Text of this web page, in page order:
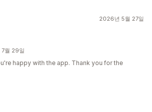
2026년 5월 27일
월 29일
happy with the app. Thank you for the